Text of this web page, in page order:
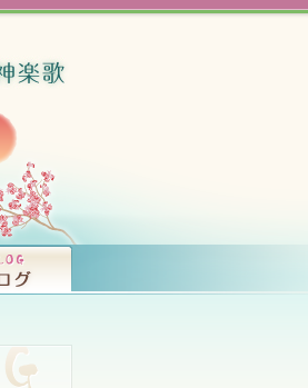
ト、ライブ・活動情報｜